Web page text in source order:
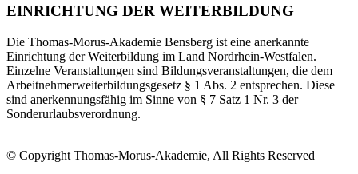
EINRICHTUNG DER WEITERBILDUNG
Die Thomas-Morus-Akademie Bensberg ist eine anerkannte
Einrichtung der Weiterbildung im Land Nordrhein-Westfalen.
Einzelne Veranstaltungen sind Bildungsveranstaltungen, die dem
Arbeitnehmerweiterbildungsgesetz § 1 Abs. 2 entsprechen. Diese
sind anerkennungsfähig im Sinne von § 7 Satz 1 Nr. 3 der
Sonderurlaubsverordnung.
© Copyright Thomas-Morus-Akademie, All Rights Reserved